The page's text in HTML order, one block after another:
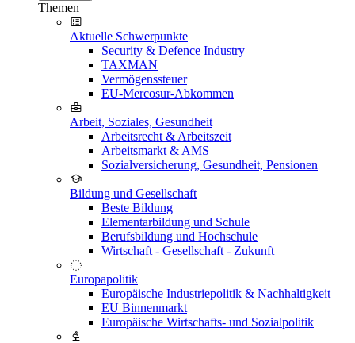
Themen
Aktuelle Schwerpunkte
Security & Defence Industry
TAXMAN
Vermögenssteuer
EU-Mercosur-Abkommen
Arbeit, Soziales, Gesundheit
Arbeitsrecht & Arbeitszeit
Arbeitsmarkt & AMS
Sozialversicherung, Gesundheit, Pensionen
Bildung und Gesellschaft
Beste Bildung
Elementarbildung und Schule
Berufsbildung und Hochschule
Wirtschaft - Gesellschaft - Zukunft
Europapolitik
Europäische Industriepolitik & Nachhaltigkeit
EU Binnenmarkt
Europäische Wirtschafts- und Sozialpolitik